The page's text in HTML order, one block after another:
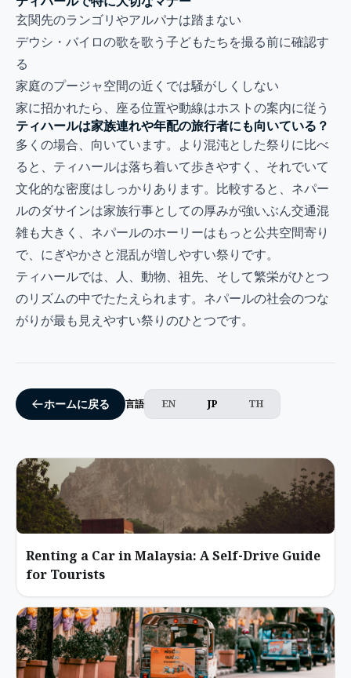
玄関先のランゴリやアルパナは踏まない
デウシ・バイロの歌を歌う子どもたちを撮る前に確認す
る
家庭のプージャ空間の近くでは騒がしくしない
家に招かれたら、座る位置や動線はホストの案内に従う
ティハールは家族連れや年配の旅行者にも向いている？
多くの場合、向いています。より混沌とした祭りに比べ
ると、ティハールは落ち着いて歩きやすく、それでいて
文化的な密度はしっかりあります。比較すると、 ネパー
ルのダサインは家族行事としての厚みが強いぶん交通混
雑も大きく、 ネパールのホーリーはもっと公共空間寄り
で、にぎやかさと混乱が増しやすい祭りです。
ティハールでは、人、動物、祖先、そして繁栄がひとつ
のリズムの中でたたえられます。ネパールの社会のつな
がりが最も見えやすい祭りのひとつです。
ホームに戻る 言語 EN JP TH
Renting a Car in Malaysia: A Self-Drive Guide
for Tourists